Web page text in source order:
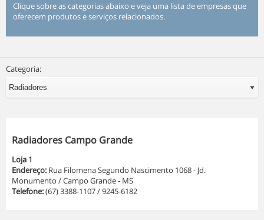
Clique sobre as categorias abaixo e veja uma lista de empresas que
oferecem produtos e serviços relacionados.
Categoria:
Radiadores Campo Grande
Loja 1
Endereço: Rua Filomena Segundo Nascimento 1068 - Jd.
Monumento / Campo Grande - MS
Telefone:(67) 3388-1107 / 9245-6182